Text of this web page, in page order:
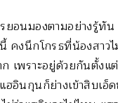
อนมองตามอย่างรู้ทัน
คงนึกโกรธที่น้องสาว
เพราะอยู่ด้วยกันตั้งแต่
ฮอินกุนก็ย่างเข้าสิบเอ็